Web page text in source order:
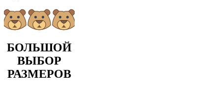
БОЛЬШОЙ
ВЫБОР
РАЗМЕРОВ